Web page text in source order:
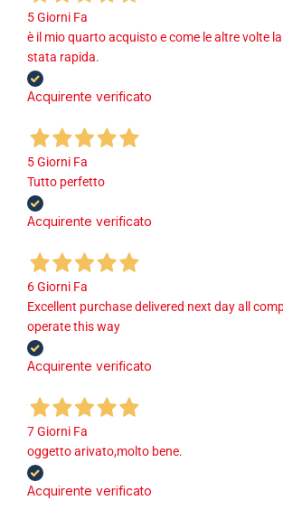
5 Giorni Fa
è il mio quarto acquisto e come le altre volte
stata rapida.
Acquirente verificato
5 Giorni Fa
Tutto perfetto
Acquirente verificato
6 Giorni Fa
Excellent purchase delivered next day all
operate this way
Acquirente verificato
7 Giorni Fa
oggetto arivato,molto bene.
Acquirente verificato